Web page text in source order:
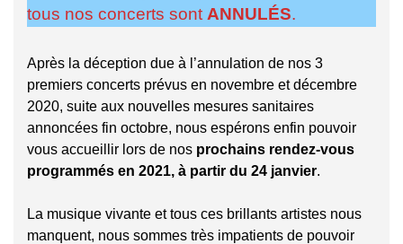
tous nos concerts sont ANNULÉS.
Après la déception due à l’annulation de nos 3
premiers concerts prévus en novembre et décembre
2020, suite aux nouvelles mesures sanitaires
annoncées fin octobre, nous espérons enfin pouvoir
vous accueillir lors de nos prochains rendez-vous
programmés en 2021, à partir du 24 janvier.
La musique vivante et tous ces brillants artistes nous
manquent, nous sommes très impatients de pouvoir